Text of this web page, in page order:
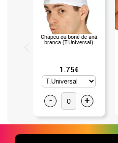
Chapéu ou boné de anã
branca (T.Universal)
1.75€
- +